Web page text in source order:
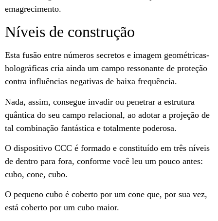
emagrecimento.
Níveis de construção
Esta fusão entre números secretos e imagem geométricas-
holográficas cria ainda um campo ressonante de proteção
contra influências negativas de baixa frequência.
Nada, assim, consegue invadir ou penetrar a estrutura
quântica do seu campo relacional, ao adotar a projeção de
tal combinação fantástica e totalmente poderosa.
O dispositivo CCC é formado e constituído em três níveis
de dentro para fora, conforme você leu um pouco antes:
cubo, cone, cubo.
O pequeno cubo é coberto por um cone que, por sua vez,
está coberto por um cubo maior.